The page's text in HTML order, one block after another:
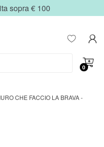
sopra € 100
0
CHE FACCIO LA BRAVA -